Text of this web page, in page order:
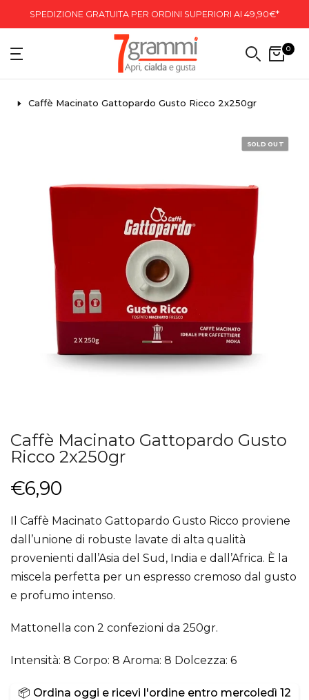
SPEDIZIONE GRATUITA PER ORDINI SUPERIORI AI 49,90€*
0
Caffè Macinato Gattopardo Gusto Ricco 2x250gr
SOLD OUT
Caffè Macinato Gattopardo Gusto
Ricco 2x250gr
€6,90
Il Caffè Macinato Gattopardo Gusto Ricco proviene
dall’unione di robuste lavate di alta qualità
provenienti dall’Asia del Sud, India e dall’Africa. È la
miscela perfetta per un espresso cremoso dal gusto
e profumo intenso.
Mattonella con 2 confezioni da 250gr.
Intensità: 8 Corpo: 8 Aroma: 8 Dolcezza: 6
📦 Ordina oggi e ricevi l'ordine entro mercoledì 12